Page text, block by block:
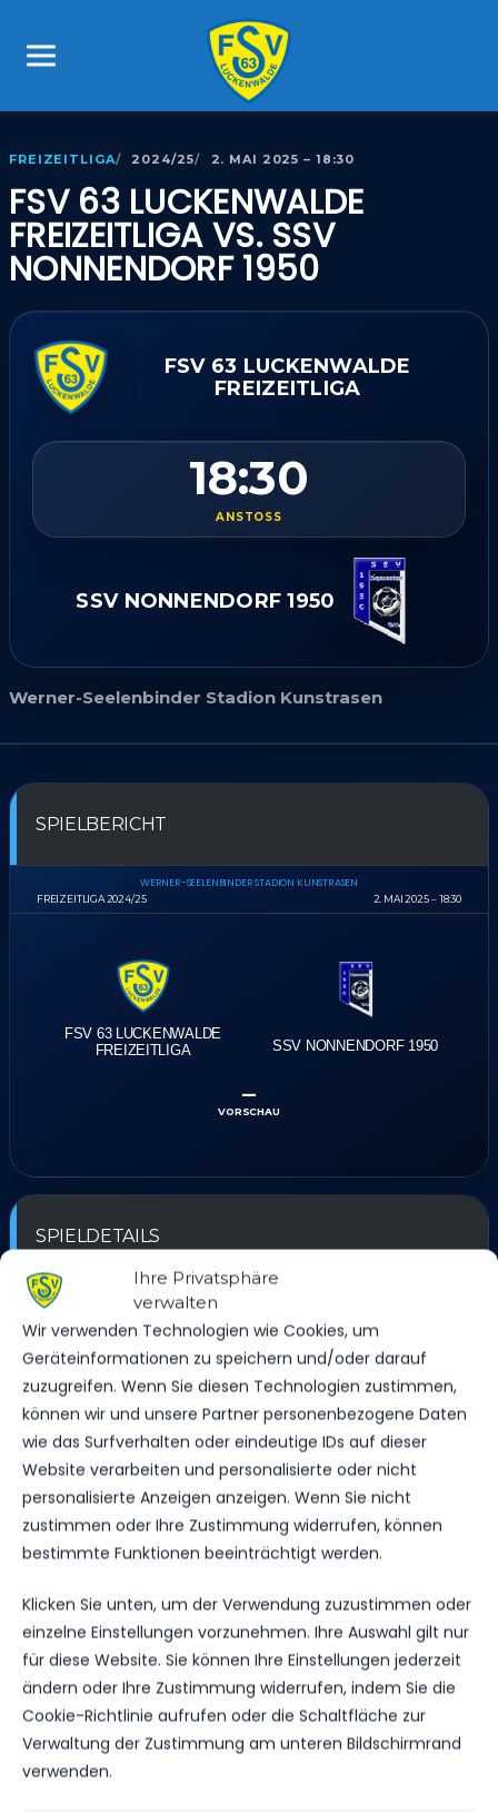
Ihre Privatsphäre
verwalten
Wir verwenden Technologien wie Cookies, um
Geräteinformationen zu speichern und/oder darauf
zuzugreifen. Wenn Sie diesen Technologien zustimmen,
können wir und unsere Partner personenbezogene Daten
wie das Surfverhalten oder eindeutige IDs auf dieser
Website verarbeiten und personalisierte oder nicht
personalisierte Anzeigen anzeigen. Wenn Sie nicht
zustimmen oder Ihre Zustimmung widerrufen, können
bestimmte Funktionen beeinträchtigt werden.
Klicken Sie unten, um der Verwendung zuzustimmen oder
einzelne Einstellungen vorzunehmen. Ihre Auswahl gilt nur
für diese Website. Sie können Ihre Einstellungen jederzeit
ändern oder Ihre Zustimmung widerrufen, indem Sie die
Cookie-Richtlinie aufrufen oder die Schaltfläche zur
Verwaltung der Zustimmung am unteren Bildschirmrand
verwenden.
FREIZEITLIGA 2024/25 2. MAI 2025 – 18:30
FSV 63 LUCKENWALDE
FREIZEITLIGA VS. SSV
NONNENDORF 1950
FSV 63 LUCKENWALDE
FREIZEITLIGA
18:30
ANSTOSS
SSV NONNENDORF 1950
Werner-Seelenbinder Stadion Kunstrasen
SPIELBERICHT
FREIZEITLIGA 2024/25
WERNER-SEELENBINDER STADION KUNSTRASEN
2. MAI 2025 18:30
FSV 63 LUCKENWALDE
FREIZEITLIGA
SSV NONNENDORF 1950
–
VORSCHAU
SPIELDETAILS
DATUM
2. Mai 2025 Freizeitliga
STADION
WERNER-SEELENBINDER STADION KUNSTRASEN
Str. des Friedens 42, 14943 Luckenwalde, Deutschland
DATUM BEGEGNUNG ERGEBNIS
Für diese Auswahl wurden keine Spiele gefunden.
ÄHNLICHE BEITRÄGE